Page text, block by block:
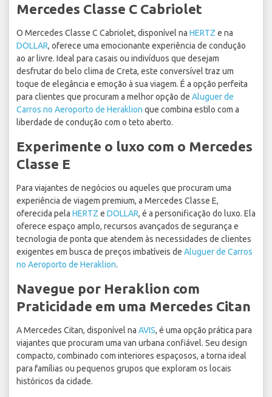
Mercedes Classe C Cabriolet
O Mercedes Classe C Cabriolet, disponível na HERTZ e na
DOLLAR, oferece uma emocionante experiência de condução
ao ar livre. Ideal para casais ou indivíduos que desejam
desfrutar do belo clima de Creta, este conversível traz um
toque de elegância e emoção à sua viagem. É a opção perfeita
para clientes que procuram a melhor opção de Aluguer de
Carros no Aeroporto de Heraklion que combina estilo com a
liberdade de condução com o teto aberto.
Experimente o luxo com o Mercedes
Classe E
Para viajantes de negócios ou aqueles que procuram uma
experiência de viagem premium, a Mercedes Classe E,
oferecida pela HERTZ e DOLLAR, é a personificação do luxo. Ela
oferece espaço amplo, recursos avançados de segurança e
tecnologia de ponta que atendem às necessidades de clientes
exigentes em busca de preços imbatíveis de Aluguer de Carros
no Aeroporto de Heraklion.
Navegue por Heraklion com
Praticidade em uma Mercedes Citan
A Mercedes Citan, disponível na AVIS, é uma opção prática para
viajantes que procuram uma van urbana confiável. Seu design
compacto, combinado com interiores espaçosos, a torna ideal
para famílias ou pequenos grupos que exploram os locais
históricos da cidade.